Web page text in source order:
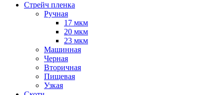
Стрейч пленка
Ручная
17 мкм
20 мкм
23 мкм
Машинная
Черная
Вторичная
Пищевая
Узкая